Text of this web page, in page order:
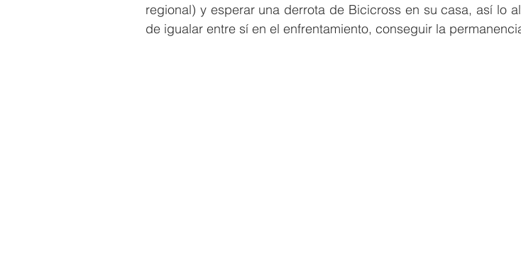
regional) y esperar una derrota de Bicicross en su casa, así lo
de igualar entre sí en el enfrentamiento, conseguir la